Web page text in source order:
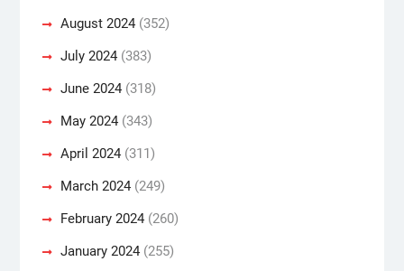
August 2024(352)
July 2024(383)
June 2024(318)
May 2024(343)
April 2024(311)
March 2024(249)
February 2024(260)
January 2024(255)